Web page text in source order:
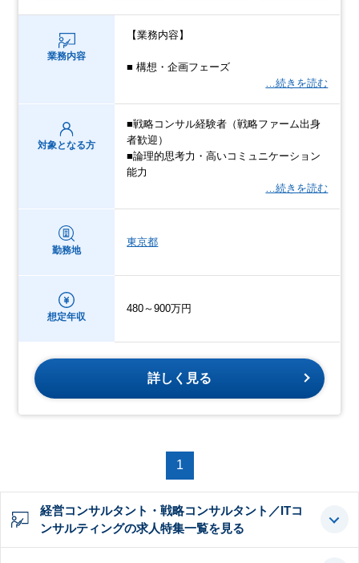
業務内容
【業務内容】
■ 構想・企画フェーズ
…続きを読む
対象となる方
■戦略コンサル経験者（戦略ファーム出身
者歓迎）
■論理的思考力・高いコミュニケーション
能力
…続きを読む
勤務地
東京都
想定年収
480～900万円
詳しく見る
1
経営コンサルタント・戦略コンサルタント／ITコ
ンサルティングの求人特集一覧を見る